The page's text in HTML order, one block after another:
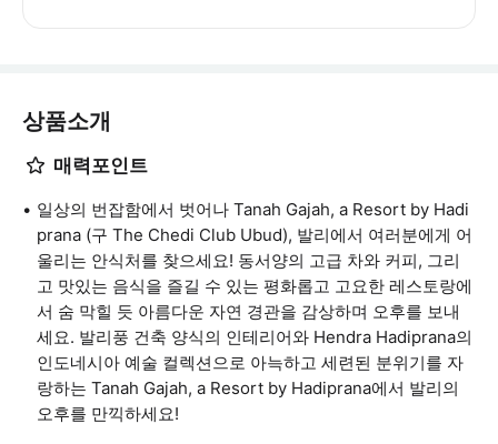
상품소개
매력포인트
일상의 번잡함에서 벗어나 Tanah Gajah, a Resort by Hadi
prana (구 The Chedi Club Ubud), 발리에서 여러분에게 어
울리는 안식처를 찾으세요! 동서양의 고급 차와 커피, 그리
고 맛있는 음식을 즐길 수 있는 평화롭고 고요한 레스토랑에
서 숨 막힐 듯 아름다운 자연 경관을 감상하며 오후를 보내
세요. 발리풍 건축 양식의 인테리어와 Hendra Hadiprana의
인도네시아 예술 컬렉션으로 아늑하고 세련된 분위기를 자
랑하는 Tanah Gajah, a Resort by Hadiprana에서 발리의
오후를 만끽하세요!